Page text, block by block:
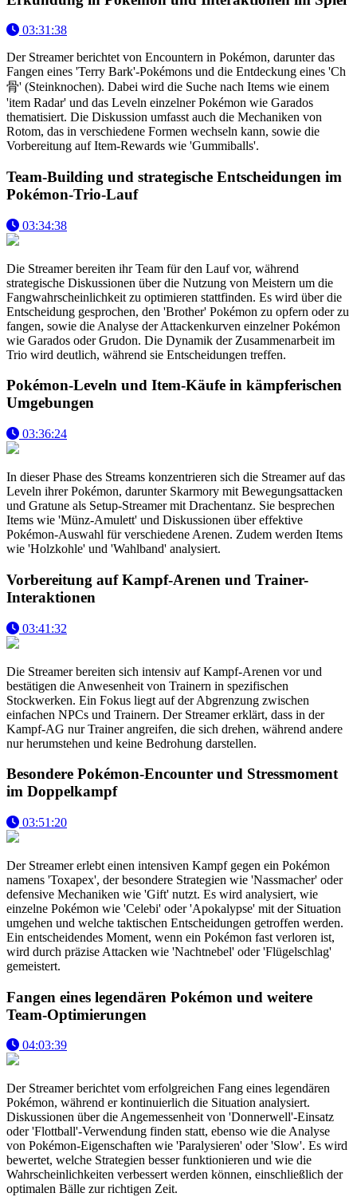
03:31:38
Der Streamer berichtet von Encountern in Pokémon, darunter das
Fangen eines 'Terry Bark'-Pokémons und die Entdeckung eines 'Ch
骨' (Steinknochen). Dabei wird die Suche nach Items wie einem
'item Radar' und das Leveln einzelner Pokémon wie Garados
thematisiert. Die Diskussion umfasst auch die Mechaniken von
Rotom, das in verschiedene Formen wechseln kann, sowie die
Vorbereitung auf Item-Rewards wie 'Gummiballs'.
Team-Building und strategische Entscheidungen im
Pokémon-Trio-Lauf
03:34:38
Die Streamer bereiten ihr Team für den Lauf vor, während
strategische Diskussionen über die Nutzung von Meistern um die
Fangwahrscheinlichkeit zu optimieren stattfinden. Es wird über die
Entscheidung gesprochen, den 'Brother' Pokémon zu opfern oder zu
fangen, sowie die Analyse der Attackenkurven einzelner Pokémon
wie Garados oder Grudon. Die Dynamik der Zusammenarbeit im
Trio wird deutlich, während sie Entscheidungen treffen.
Pokémon-Leveln und Item-Käufe in kämpferischen
Umgebungen
03:36:24
In dieser Phase des Streams konzentrieren sich die Streamer auf das
Leveln ihrer Pokémon, darunter Skarmory mit Bewegungsattacken
und Gratune als Setup-Streamer mit Drachentanz. Sie besprechen
Items wie 'Münz-Amulett' und Diskussionen über effektive
Pokémon-Auswahl für verschiedene Arenen. Zudem werden Items
wie 'Holzkohle' und 'Wahlband' analysiert.
Vorbereitung auf Kampf-Arenen und Trainer-
Interaktionen
03:41:32
Die Streamer bereiten sich intensiv auf Kampf-Arenen vor und
bestätigen die Anwesenheit von Trainern in spezifischen
Stockwerken. Ein Fokus liegt auf der Abgrenzung zwischen
einfachen NPCs und Trainern. Der Streamer erklärt, dass in der
Kampf-AG nur Trainer angreifen, die sich drehen, während andere
nur herumstehen und keine Bedrohung darstellen.
Besondere Pokémon-Encounter und Stressmoment
im Doppelkampf
03:51:20
Der Streamer erlebt einen intensiven Kampf gegen ein Pokémon
namens 'Toxapex', der besondere Strategien wie 'Nassmacher' oder
defensive Mechaniken wie 'Gift' nutzt. Es wird analysiert, wie
einzelne Pokémon wie 'Celebi' oder 'Apokalypse' mit der Situation
umgehen und welche taktischen Entscheidungen getroffen werden.
Ein entscheidendes Moment, wenn ein Pokémon fast verloren ist,
wird durch präzise Attacken wie 'Nachtnebel' oder 'Flügelschlag'
gemeistert.
Fangen eines legendären Pokémon und weitere
Team-Optimierungen
04:03:39
Der Streamer berichtet vom erfolgreichen Fang eines legendären
Pokémon, während er kontinuierlich die Situation analysiert.
Diskussionen über die Angemessenheit von 'Donnerwell'-Einsatz
oder 'Flottball'-Verwendung finden statt, ebenso wie die Analyse
von Pokémon-Eigenschaften wie 'Paralysieren' oder 'Slow'. Es wird
bewertet, welche Strategien besser funktionieren und wie die
Wahrscheinlichkeiten verbessert werden können, einschließlich der
optimalen Bälle zur richtigen Zeit.